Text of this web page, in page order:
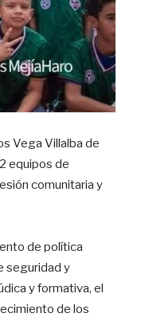
Vega Villalba de
equipos de
comunitaria y
de política
seguridad y
y formativa, el
de los